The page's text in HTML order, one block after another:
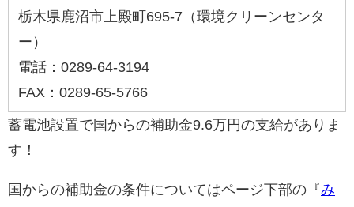
栃木県鹿沼市上殿町695-7（環境クリーンセンタ
ー）
電話：0289-64-3194
FAX：0289-65-5766
蓄電池設置で国からの補助金9.6万円の支給がありま
す！
国からの補助金の条件についてはページ下部の『み